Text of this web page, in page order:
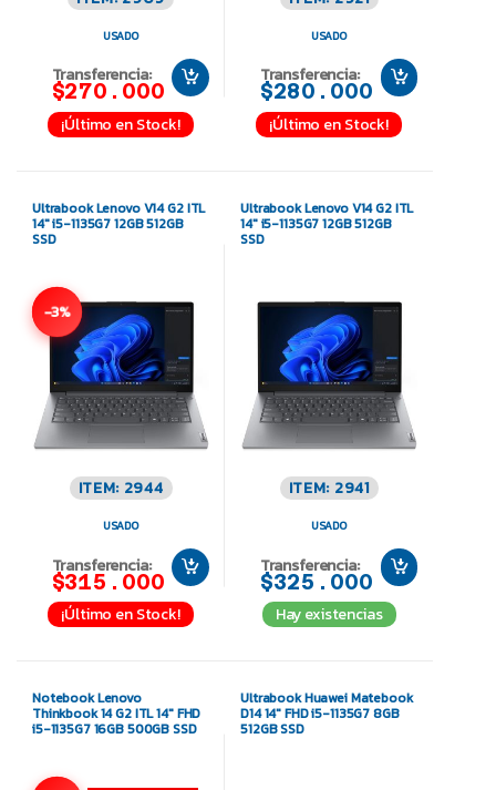
USADO
Transferencia:
$270.000
¡Último en Stock!
USADO
Transferencia:
$280.000
¡Último en Stock!
Ultrabook Lenovo V14 G2 ITL
14″ i5-1135G7 12GB 512GB
SSD
-3%
ITEM: 2944
USADO
Transferencia:
$315.000
¡Último en Stock!
Ultrabook Lenovo V14 G2 ITL
14″ i5-1135G7 12GB 512GB
SSD
ITEM: 2941
USADO
Transferencia:
$325.000
Hay existencias
Notebook Lenovo
Thinkbook 14 G2 ITL 14″ FHD
i5-1135G7 16GB 500GB SSD
Ultrabook Huawei Matebook
D14 14″ FHD i5-1135G7 8GB
512GB SSD